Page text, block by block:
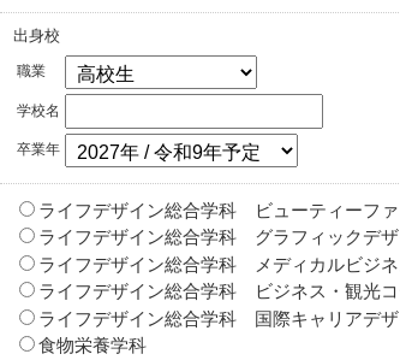
出身校
職業
学校名
卒業年
ライフデザイン総合学科 ビューティーファ
ライフデザイン総合学科 グラフィックデザ
ライフデザイン総合学科 メディカルビジネ
ライフデザイン総合学科 ビジネス・観光
ライフデザイン総合学科 国際キャリアデ
食物栄養学科